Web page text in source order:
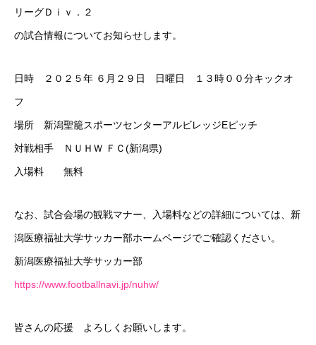
リーグＤｉｖ．２
の試合情報についてお知らせします。
日時 ２０２５年 ６月２９日 日曜日 １３時００分キックオ
フ
場所 新潟聖籠スポーツセンターアルビレッジEピッチ
対戦相手 ＮＵＨＷ ＦＣ(新潟県)
入場料 無料
なお、試合会場の観戦マナー、入場料などの詳細については、新
潟医療福祉大学サッカー部ホームページでご確認ください。
新潟医療福祉大学サッカー部
https://www.footballnavi.jp/nuhw/
皆さんの応援 よろしくお願いします。